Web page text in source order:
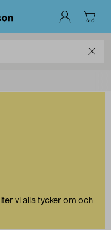
vi alla tycker om och